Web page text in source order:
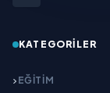
KATEGORILER
EĞITIM